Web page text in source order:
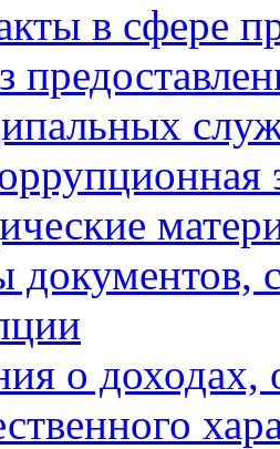
в сфере
о доходах,